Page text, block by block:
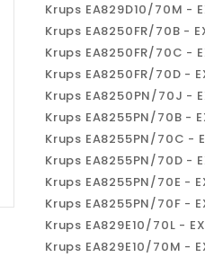
Krups EA829D10/70M -
Krups EA8250FR/70B -
Krups EA8250FR/70C -
Krups EA8250FR/70D -
Krups EA8250PN/70J -
Krups EA8255PN/70B -
Krups EA8255PN/70C -
Krups EA8255PN/70D -
Krups EA8255PN/70E -
Krups EA8255PN/70F -
Krups EA829E10/70L -
Krups EA829E10/70M -